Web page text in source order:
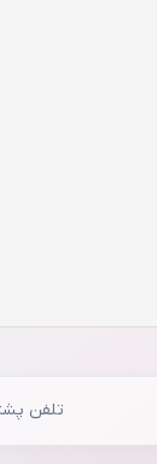
تلفن